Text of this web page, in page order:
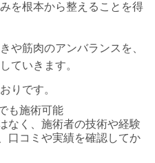
を根本から整えることを得
や筋肉のアンバランスを、
ていきます。
りです。
も施術可能
なく、施術者の技術や経験
口コミや実績を確認してか